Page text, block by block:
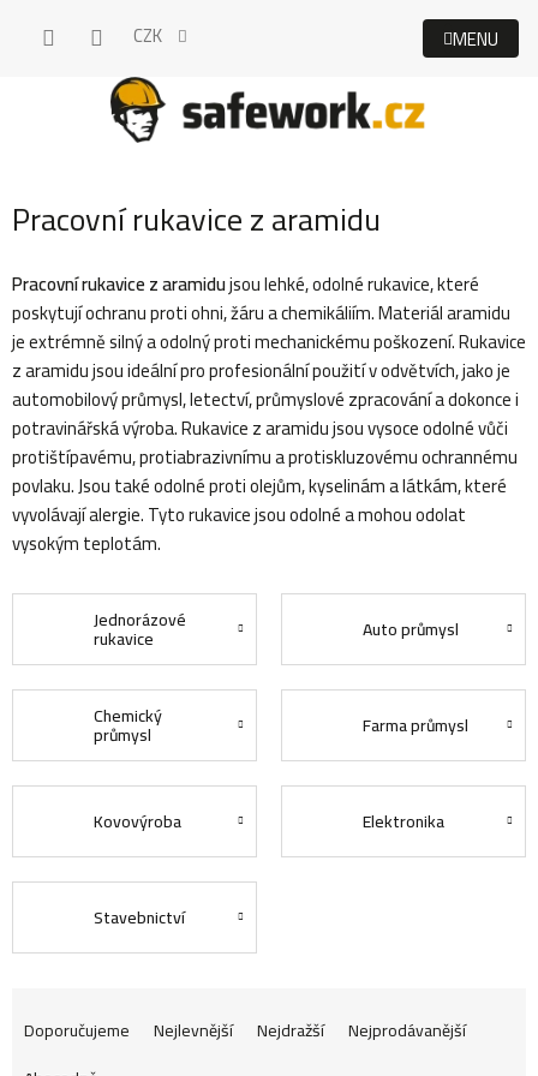
CZK
Pracovní rukavice z aramidu
Pracovní rukavice z aramidujsou lehké, odolné rukavice, které
poskytují ochranu proti ohni, žáru a chemikáliím. Materiál aramidu
je extrémně silný a odolný proti mechanickému poškození. Rukavice
z aramidu jsou ideální pro profesionální použití v odvětvích, jako je
automobilový průmysl, letectví, průmyslové zpracování a dokonce i
potravinářská výroba. Rukavice z aramidu jsou vysoce odolné vůči
protištípavému, protiabrazivnímu a protiskluzovému ochrannému
povlaku. Jsou také odolné proti olejům, kyselinám a látkám, které
vyvolávají alergie. Tyto rukavice jsou odolné a mohou odolat
vysokým teplotám.
Jednorázové
rukavice Auto průmysl
Chemický
průmysl Farma průmysl
Kovovýroba Elektronika
Stavebnictví
Ř
Doporučujeme Nejlevnější Nejdražší
Nejprodávanější